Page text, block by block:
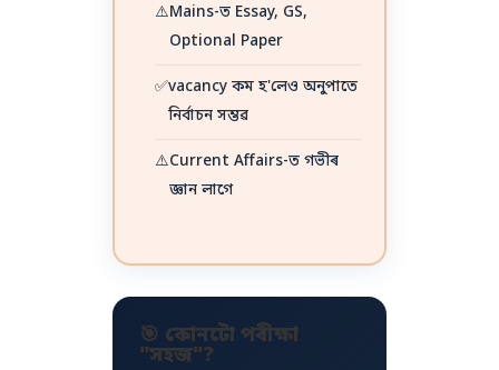
⚠️Mains-ত Essay, GS,
Optional Paper
✅vacancy কম হ'লেও অনুপাতে
নিৰ্বাচন সম্ভৱ
⚠️Current Affairs-ত গভীৰ
জ্ঞান লাগে
🎯 কোনটো পৰীক্ষা
"সহজ"?